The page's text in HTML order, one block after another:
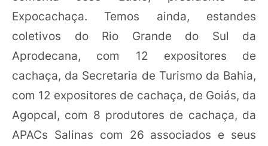
Expocachaça. Temos ainda, estandes
coletivos do Rio Grande do Sul da
Aprodecana, com 12 expositores de
cachaça, da Secretaria de Turismo da Bahia,
com 12 expositores de cachaça, de Goiás, da
Agopcal, com 8 produtores de cachaça, da
APACs Salinas com 26 associados e seus